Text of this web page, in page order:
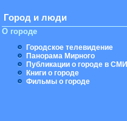
Город и люди
О городе
Городское телевидение
Панорама Мирного
Публикации о городе в СМИ
Книги о городе
Фильмы о городе